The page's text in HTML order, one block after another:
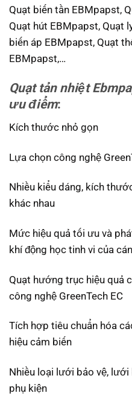
Quạt biến tần EBMpapst,
Quạt hút EBMpapst, Quạt
biến áp EBMpapst, Quạt
EBMpapst,…
Quạt tản nhiệt
ưu điểm:
Kích thước nhỏ gọn
Lựa chọn công nghệ
Nhiều kiểu dáng, kích
khác nhau
Mức hiệu quả tối ưu và
khí động học tinh vi của
Quạt hướng trục hiệu quả
công nghệ GreenTech EC
Tích hợp tiêu chuẩn hóa
hiệu cảm biến
Nhiều loại lưới bảo vệ,
phụ kiện